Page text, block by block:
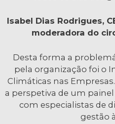
Isabel Dias Rodrigues,
moderadora do
Desta forma a
pela organização foi o
Climáticas nas
a perspetiva de um
com especialistas de
gestão